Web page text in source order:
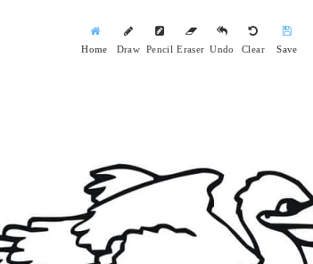
Home Draw Pencil Eraser Undo Clear Save